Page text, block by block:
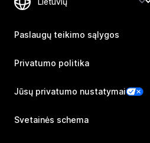
Paslaugų teikimo sąlygos
Privatumo politika
Jūsų privatumo nustatymai
Svetainės schema